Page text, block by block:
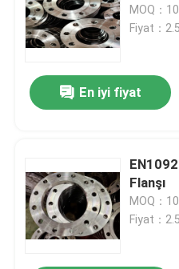
MOQ：
Fiyat：
En iyi fiyat
Flanşı
MOQ：
Fiyat：